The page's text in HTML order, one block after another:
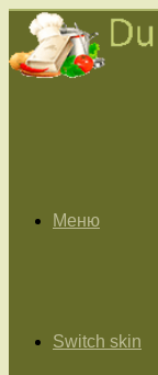
Меню
Switch skin